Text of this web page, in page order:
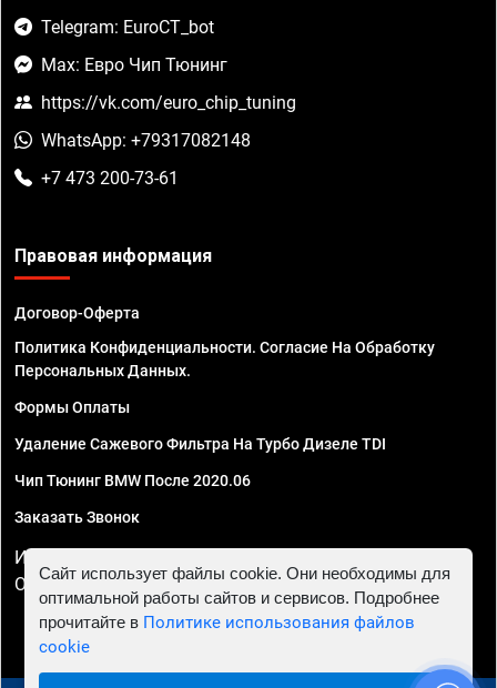
Telegram: EuroCT_bot
Max: Евро Чип Тюнинг
https://vk.com/euro_chip_tuning
WhatsApp: +79317082148
+7 473 200-73-61
Правовая информация
Договор-Оферта
Политика Конфиденциальности. Согласие На Обработку
Персональных Данных.
Формы Оплаты
Удаление Сажевого Фильтра На Турбо Дизеле TDI
Чип Тюнинг BMW После 2020.06
Заказать Звонок
ИП Смирнов Георгий Павлович. ИНН 781302555843,
ОГРНИП 324470400032610
Сайт использует файлы cookie. Они необходимы для
оптимальной работы сайтов и сервисов. Подробнее
прочитайте в Политике использования файлов
cookie